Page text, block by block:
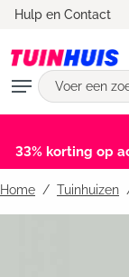
Hulp en Contact
33% korting op
Home Tuinhuizen